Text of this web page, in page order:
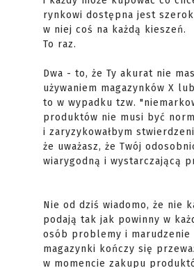
rynkowi dostępna jest
w niej coś na każdą kieszeń.
To raz.
Dwa - to, że Ty akurat nie
używaniem magazynków X
to w wypadku tzw.
produktów nie musi być
i zaryzykowałbym
że uważasz, że Twój
wiarygodną i wystarczającą
Nie od dziś wiadomo, że nie
podają tak jak powinny w
osób problemy i marudzenie
magazynki kończy się
w momencie zakupu